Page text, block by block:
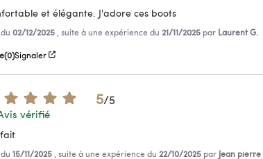
et élégante. J'adore ces boots
02/12/2025 , suite à une expérience du 21/11/2025 par Laurent G.
(0)Signaler
5/5
vérifié
15/11/2025 , suite à une expérience du 22/10/2025 par Jean pierre